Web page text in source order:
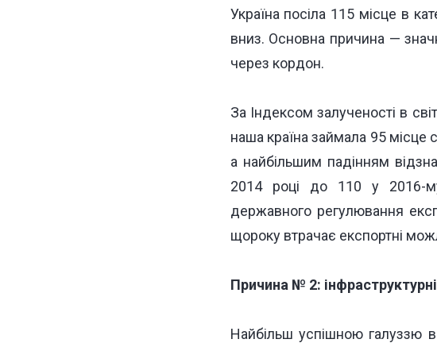
Україна посіла 115 місце в
вниз. Основна причина —
через кордон.
За Індексом залученості в
наша країна займала 95 місце
а найбільшим падінням
2014 році до 110 у 2016-
державного регулювання
щороку втрачає експортні
Причина № 2:
Найбільш успішною галуззю в